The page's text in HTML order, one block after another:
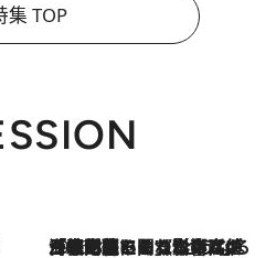
集 TOP
2026.8.3
「住宅建てられない…」「サーチャージ料の高値が続いている」ホルムズ海峡封鎖による影響はいつまで続く？《エネルギー専門家に聞く“どうなる日本の暮らし”》